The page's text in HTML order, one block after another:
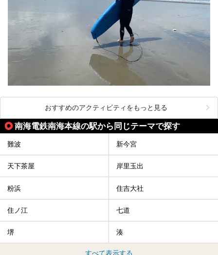
おすすめのアクティビティをもっと見る
南海電鉄南海本線の駅から同じテーマで探す
難波 新今宮
天下茶屋 岸里玉出
粉浜 住吉大社
住ノ江 七道
堺 湊
すべて表示する